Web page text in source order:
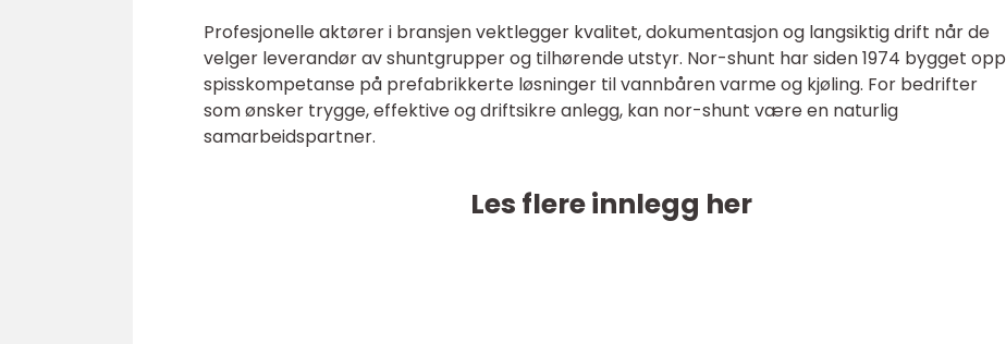
Profesjonelle aktører i bransjen vektlegger kvalitet, dokumentasjon og langsiktig drift når de
velger leverandør av shuntgrupper og tilhørende utstyr. Nor-shunt har siden 1974 bygget opp
spisskompetanse på prefabrikkerte løsninger til vannbåren varme og kjøling. For bedrifter
som ønsker trygge, effektive og driftsikre anlegg, kan nor-shunt være en naturlig
samarbeidspartner.
Les flere innlegg her